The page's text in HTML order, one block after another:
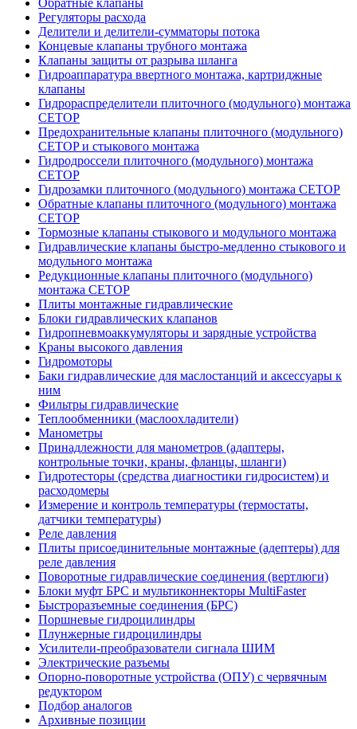
Регуляторы расхода
Делители и делители-сумматоры потока
Концевые клапаны трубного монтажа
Клапаны защиты от разрыва шланга
Гидроаппаратура ввертного монтажа, картриджные
клапаны
Гидрораспределители плиточного (модульного) монтажa
CETOP
Предохранительные клапаны плиточного (модульного)
CETOP и стыкового монтажа
Гидродроссели плиточного (модульного) монтажа
CETOP
Гидрозамки плиточного (модульного) монтажа CETOP
Обратные клапаны плиточного (модульного) монтажа
CETOP
Тормозные клапаны стыкового и модульного монтажа
Гидравлические клапаны быстро-медленно стыкового и
модульного монтажа
Редукционные клапаны плиточного (модульного)
монтажа CETOP
Плиты монтажные гидравлические
Блоки гидравлических клапанов
Гидропневмоаккумуляторы и зарядные устройства
Краны высокого давления
Гидромоторы
Баки гидравлические для маслостанций и аксессуары к
ним
Фильтры гидравлические
Теплообменники (маслоохладители)
Манометры
Принадлежности для манометров (адаптеры,
контрольные точки, краны, фланцы, шланги)
Гидротесторы (средства диагностики гидросистем) и
расходомеры
Измерение и контроль температуры (термостаты,
датчики температуры)
Реле давления
Плиты присоединительные монтажные (адептеры) для
реле давления
Поворотные гидравлические соединения (вертлюги)
Блоки муфт БРС и мультиконнекторы MultiFaster
Быстроразъемные соединения (БРС)
Поршневые гидроцилиндры
Плунжерные гидроцилиндры
Усилители-преобразователи сигнала ШИМ
Электрические разъемы
Опорно-поворотные устройства (ОПУ) с червячным
редуктором
Подбор аналогов
Архивные позиции